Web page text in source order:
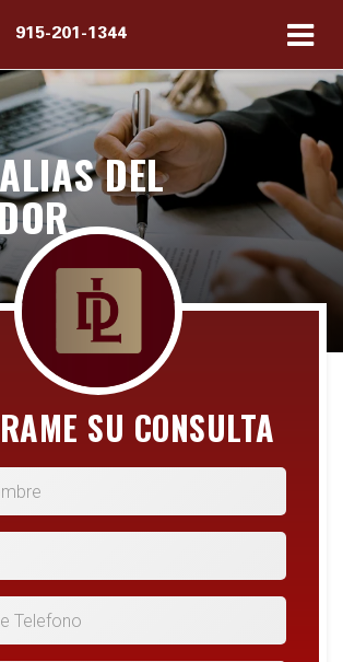
915-201-1344
DEL
SU CONSULTA
Telefono